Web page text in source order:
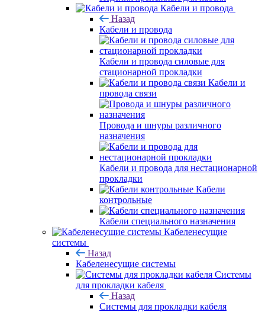
Кабели и провода
Назад
Кабели и провода
Кабели и провода силовые для
стационарной прокладки
Кабели и
провода связи
Провода и шнуры различного
назначения
Кабели и провода для нестационарной
прокладки
Кабели
контрольные
Кабели специального назначения
Кабеленесущие
системы
Назад
Кабеленесущие системы
Системы
для прокладки кабеля
Назад
Системы для прокладки кабеля